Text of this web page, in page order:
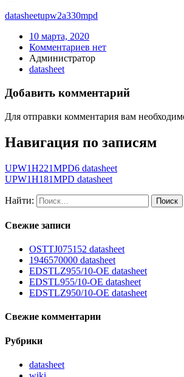
datasheetupw2a330mpd
10 марта, 2020
Комментариев нет
Администратор
datasheet
Добавить комментарий
Для отправки комментария вам
Навигация по записям
UPW1H221MPD6 datasheet
UPW1H181MPD datasheet
Найти:
Свежие записи
OSTTJ075152 datasheet
1946570000 datasheet
EDSTLZ955/10-OE datasheet
EDSTL955/10-OE datasheet
EDSTLZ950/10-OE datasheet
Свежие комментарии
Рубрики
datasheet